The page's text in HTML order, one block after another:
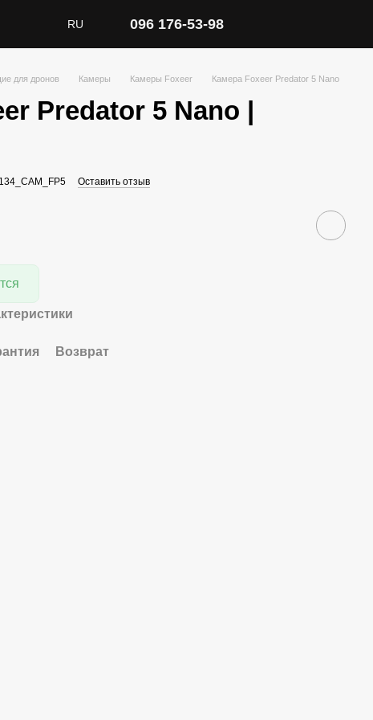
RU 096 176-53-98
для дронов Камеры Камеры Foxeer Камера Foxeer Predator 5 Nano
Predator 5 Nano |
Оставить отзыв
Возврат